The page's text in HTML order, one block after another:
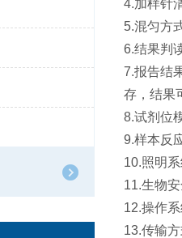
4.加样针
5.混匀方
6.结果判
7.报告结
存，结果
8.试剂位
9.样本反
10.照明
11.生物
12.操作
13.传输